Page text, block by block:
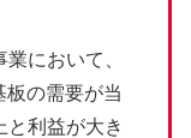
において、
の需要が当
と利益が大き